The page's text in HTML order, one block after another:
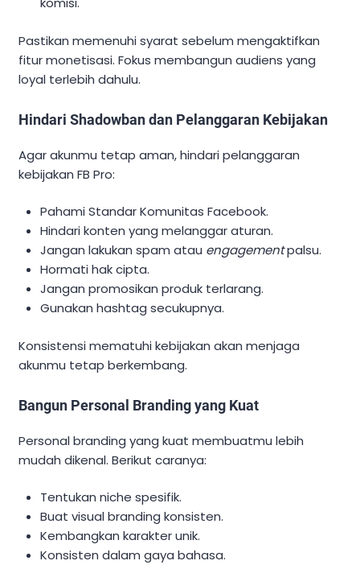
Pastikan memenuhi syarat sebelum mengaktifkan
fitur monetisasi. Fokus membangun audiens yang
loyal terlebih dahulu.
Hindari Shadowban dan Pelanggaran Kebijakan
Agar akunmu tetap aman, hindari pelanggaran
kebijakan FB Pro:
Pahami Standar Komunitas Facebook.
Hindari konten yang melanggar aturan.
Jangan lakukan spam atau engagementpalsu.
Hormati hak cipta.
Jangan promosikan produk terlarang.
Gunakan hashtag secukupnya.
Konsistensi mematuhi kebijakan akan menjaga
akunmu tetap berkembang.
Bangun Personal Branding yang Kuat
Personal branding yang kuat membuatmu lebih
mudah dikenal. Berikut caranya:
Tentukan niche spesifik.
Buat visual branding konsisten.
Kembangkan karakter unik.
Konsisten dalam gaya bahasa.